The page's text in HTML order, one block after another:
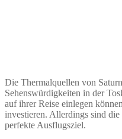
Die Thermalquellen von
Sehenswürdigkeiten in der
auf ihrer Reise einlegen
investieren. Allerdings sind
perfekte Ausflugsziel.